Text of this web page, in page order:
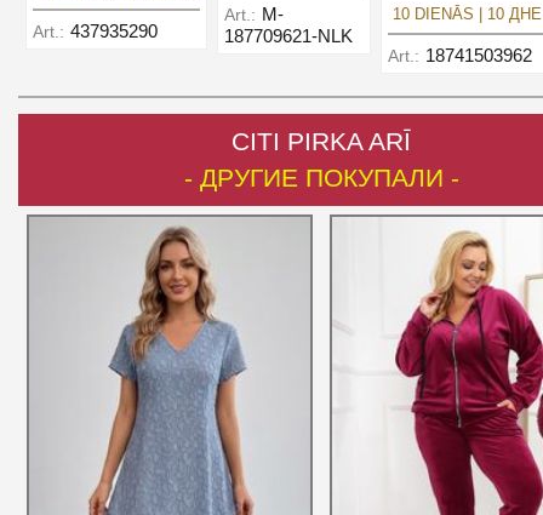
Art.: 437935290
Art.: M-
187709621-NLK
10 DIENĀS | 10
Art.: 18741503962
CITI PIRKA ARĪ
- ДРУГИЕ ПОКУПАЛИ -